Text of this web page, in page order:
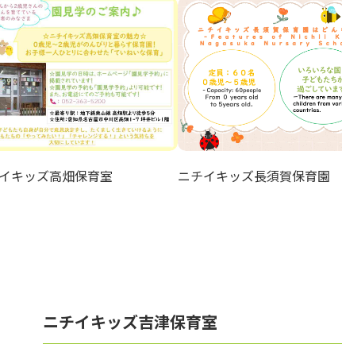
キッズ高畑保育室 ニチイキッズ長須賀保育園
ニチイキッズ吉津保育室